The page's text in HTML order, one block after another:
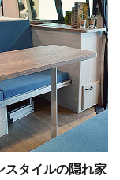
スタイルの隠れ家